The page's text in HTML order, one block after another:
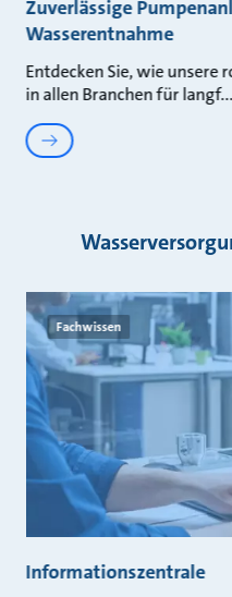
Zuverlässige
Wasserentnahme
Entdecken Sie, wie
in allen Branchen für langf
Fachwissen
Informationszentrale